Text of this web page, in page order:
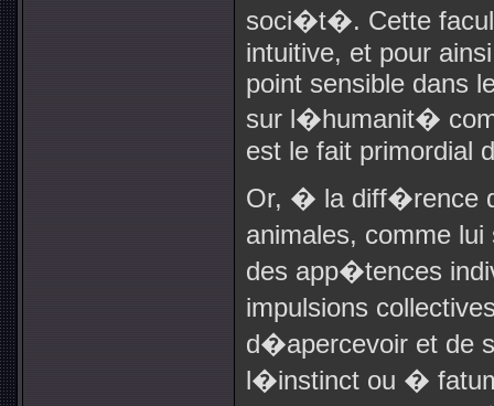
soci�t�. Cette
intuitive, et pour
point sensible dans
sur l�humanit�
est le fait primordial
Or, � la diff�rence
animales, comme
des app�tences
impulsions
d�apercevoir et de
l�instinct ou �